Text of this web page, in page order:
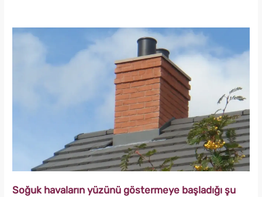
Soğuk havaların yüzünü göstermeye başladığı şu